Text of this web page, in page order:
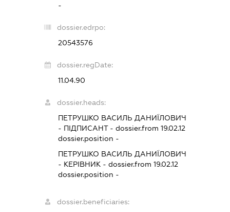
-
dossier.edrpo:
20543576
dossier.regDate:
11.04.90
dossier.heads:
ПЕТРУШКО ВАСИЛЬ ДАНИЇЛОВИЧ
- ПІДПИСАНТ- dossier.from 19.02.12
dossier.position -
ПЕТРУШКО ВАСИЛЬ ДАНИЇЛОВИЧ
- КЕРІВНИК - dossier.from 19.02.12
dossier.position -
dossier.beneficiaries: